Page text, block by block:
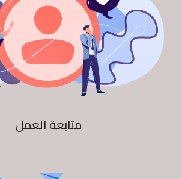
متابعة العمل